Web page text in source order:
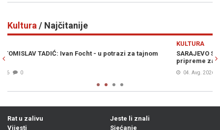
Kultura/ Najčitanije
SARAJEVO SE SPREMA ZA SPEKTAKL SVIJETSKIH RAZMERA: U toku
04. Avg. 2026
Rat u zalivu
Vijesti
Jeste li znali
Sjećanje